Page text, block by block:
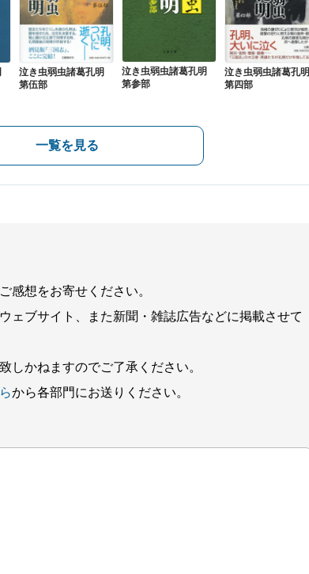
泣き虫弱虫諸葛孔明
第伍部
泣き虫弱虫諸葛孔明
第参部
泣き虫弱虫諸葛孔明
第四部
一覧を見る
感想をお寄せください。
ェブサイト、また新聞・雑誌広告などに掲載させて
しかねますのでご了承ください。
から各部門にお送りください。